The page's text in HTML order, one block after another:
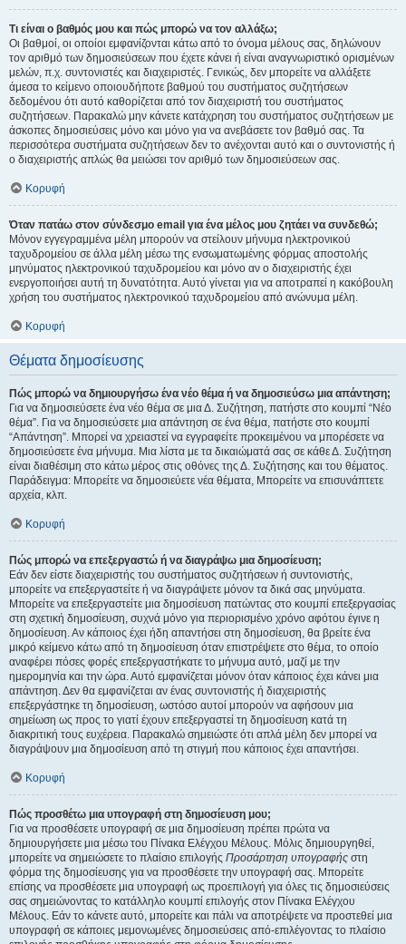
Τι είναι ο βαθμός μου και πώς μπορώ να τον αλλάξω;
Οι βαθμοί, οι οποίοι εμφανίζονται κάτω από το όνομα μέλους σας, δηλώνουν
τον αριθμό των δημοσιεύσεων που έχετε κάνει ή είναι αναγνωριστικό ορισμένων
μελών, π.χ. συντονιστές και διαχειριστές. Γενικώς, δεν μπορείτε να αλλάξετε
άμεσα το κείμενο οποιουδήποτε βαθμού του συστήματος συζητήσεων
δεδομένου ότι αυτό καθορίζεται από τον διαχειριστή του συστήματος
συζητήσεων. Παρακαλώ μην κάνετε κατάχρηση του συστήματος συζητήσεων με
άσκοπες δημοσιεύσεις μόνο και μόνο για να ανεβάσετε τον βαθμό σας. Τα
περισσότερα συστήματα συζητήσεων δεν το ανέχονται αυτό και ο συντονιστής ή
ο διαχειριστής απλώς θα μειώσει τον αριθμό των δημοσιεύσεων σας.
Κορυφή
Όταν πατάω στον σύνδεσμο email για ένα μέλος μου ζητάει να συνδεθώ;
Μόνον εγγεγραμμένα μέλη μπορούν να στείλουν μήνυμα ηλεκτρονικού
ταχυδρομείου σε άλλα μέλη μέσω της ενσωματωμένης φόρμας αποστολής
μηνύματος ηλεκτρονικού ταχυδρομείου και μόνο αν ο διαχειριστής έχει
ενεργοποιήσει αυτή τη δυνατότητα. Αυτό γίνεται για να αποτραπεί η κακόβουλη
χρήση του συστήματος ηλεκτρονικού ταχυδρομείου από ανώνυμα μέλη.
Κορυφή
Θέματα δημοσίευσης
Πώς μπορώ να δημιουργήσω ένα νέο θέμα ή να δημοσιεύσω μια απάντηση;
Για να δημοσιεύσετε ένα νέο θέμα σε μια Δ. Συζήτηση, πατήστε στο κουμπί “Νέο
θέμα”. Για να δημοσιεύσετε μια απάντηση σε ένα θέμα, πατήστε στο κουμπί
“Απάντηση”. Μπορεί να χρειαστεί να εγγραφείτε προκειμένου να μπορέσετε να
δημοσιεύσετε ένα μήνυμα. Μια λίστα με τα δικαιώματά σας σε κάθε Δ. Συζήτηση
είναι διαθέσιμη στο κάτω μέρος στις οθόνες της Δ. Συζήτησης και του θέματος.
Παράδειγμα: Μπορείτε να δημοσιεύετε νέα θέματα, Μπορείτε να επισυνάπτετε
αρχεία, κλπ.
Κορυφή
Πώς μπορώ να επεξεργαστώ ή να διαγράψω μια δημοσίευση;
Εάν δεν είστε διαχειριστής του συστήματος συζητήσεων ή συντονιστής,
μπορείτε να επεξεργαστείτε ή να διαγράψετε μόνον τα δικά σας μηνύματα.
Μπορείτε να επεξεργαστείτε μια δημοσίευση πατώντας στο κουμπί επεξεργασίας
στη σχετική δημοσίευση, συχνά μόνο για περιορισμένο χρόνο αφότου έγινε η
δημοσίευση. Αν κάποιος έχει ήδη απαντήσει στη δημοσίευση, θα βρείτε ένα
μικρό κείμενο κάτω από τη δημοσίευση όταν επιστρέψετε στο θέμα, το οποίο
αναφέρει πόσες φορές επεξεργαστήκατε το μήνυμα αυτό, μαζί με την
ημερομηνία και την ώρα. Αυτό εμφανίζεται μόνον όταν κάποιος έχει κάνει μια
απάντηση. Δεν θα εμφανίζεται αν ένας συντονιστής ή διαχειριστής
επεξεργάστηκε τη δημοσίευση, ωστόσο αυτοί μπορούν να αφήσουν μια
σημείωση ως προς το γιατί έχουν επεξεργαστεί τη δημοσίευση κατά τη
διακριτική τους ευχέρεια. Παρακαλώ σημειώστε ότι απλά μέλη δεν μπορεί να
διαγράψουν μια δημοσίευση από τη στιγμή που κάποιος έχει απαντήσει.
Κορυφή
Πώς προσθέτω μια υπογραφή στη δημοσίευση μου;
Για να προσθέσετε υπογραφή σε μια δημοσίευση πρέπει πρώτα να
δημιουργήσετε μια μέσω του Πίνακα Ελέγχου Μέλους. Μόλις δημιουργηθεί,
μπορείτε να σημειώσετε το πλαίσιο επιλογής Προσάρτηση υπογραφής στη
φόρμα της δημοσίευσης για να προσθέσετε την υπογραφή σας. Μπορείτε
επίσης να προσθέσετε μια υπογραφή ως προεπιλογή για όλες τις δημοσιεύσεις
σας σημειώνοντας το κατάλληλο κουμπί επιλογής στον Πίνακα Ελέγχου
Μέλους. Εάν το κάνετε αυτό, μπορείτε και πάλι να αποτρέψετε να προστεθεί μια
υπογραφή σε κάποιες μεμονωμένες δημοσιεύσεις από-επιλέγοντας το πλαίσιο